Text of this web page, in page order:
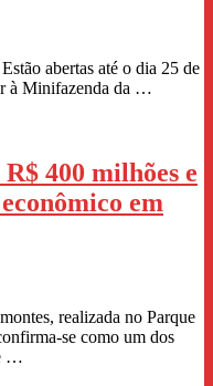
abertas até o dia 25 de
à Minifazenda da …
400 milhões e
em
realizada no Parque
se como um dos
…